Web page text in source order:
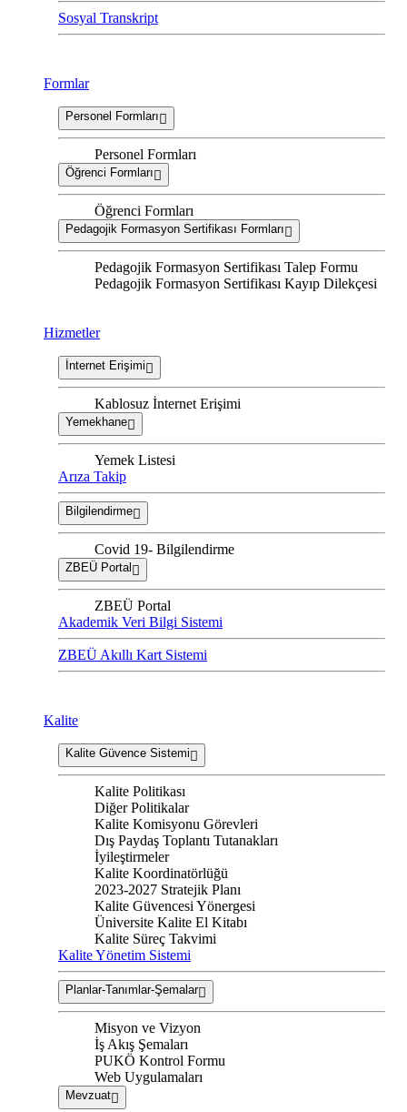
Sosyal Transkript
Formlar
Personel Formları
Personel Formları
Öğrenci Formları
Öğrenci Formları
Pedagojik Formasyon Sertifikası Formları
Pedagojik Formasyon Sertifikası Talep Formu
Pedagojik Formasyon Sertifikası Kayıp Dilekçesi
Hizmetler
İnternet Erişimi
Kablosuz İnternet Erişimi
Yemekhane
Yemek Listesi
Arıza Takip
Bilgilendirme
Covid 19- Bilgilendirme
ZBEÜ Portal
ZBEÜ Portal
Akademik Veri Bilgi Sistemi
ZBEÜ Akıllı Kart Sistemi
Kalite
Kalite Güvence Sistemi
Kalite Politikası
Diğer Politikalar
Kalite Komisyonu Görevleri
Dış Paydaş Toplantı Tutanakları
İyileştirmeler
Kalite Koordinatörlüğü
2023-2027 Stratejik Planı
Kalite Güvencesi Yönergesi
Üniversite Kalite El Kitabı
Kalite Süreç Takvimi
Kalite Yönetim Sistemi
Planlar-Tanımlar-Şemalar
Misyon ve Vizyon
İş Akış Şemaları
PUKÖ Kontrol Formu
Web Uygulamaları
Mevzuat